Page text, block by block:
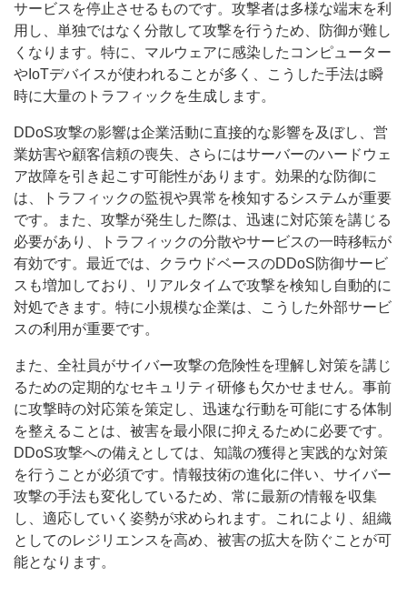
サービスを停止させるものです。攻撃者は多様な端末を利
用し、単独ではなく分散して攻撃を行うため、防御が難し
くなります。特に、マルウェアに感染したコンピューター
やIoTデバイスが使われることが多く、こうした手法は瞬
時に大量のトラフィックを生成します。
DDoS攻撃の影響は企業活動に直接的な影響を及ぼし、営
業妨害や顧客信頼の喪失、さらにはサーバーのハードウェ
ア故障を引き起こす可能性があります。効果的な防御に
は、トラフィックの監視や異常を検知するシステムが重要
です。また、攻撃が発生した際は、迅速に対応策を講じる
必要があり、トラフィックの分散やサービスの一時移転が
有効です。最近では、クラウドベースのDDoS防御サービ
スも増加しており、リアルタイムで攻撃を検知し自動的に
対処できます。特に小規模な企業は、こうした外部サービ
スの利用が重要です。
また、全社員がサイバー攻撃の危険性を理解し対策を講じ
るための定期的なセキュリティ研修も欠かせません。事前
に攻撃時の対応策を策定し、迅速な行動を可能にする体制
を整えることは、被害を最小限に抑えるために必要です。
DDoS攻撃への備えとしては、知識の獲得と実践的な対策
を行うことが必須です。情報技術の進化に伴い、サイバー
攻撃の手法も変化しているため、常に最新の情報を収集
し、適応していく姿勢が求められます。これにより、組織
としてのレジリエンスを高め、被害の拡大を防ぐことが可
能となります。